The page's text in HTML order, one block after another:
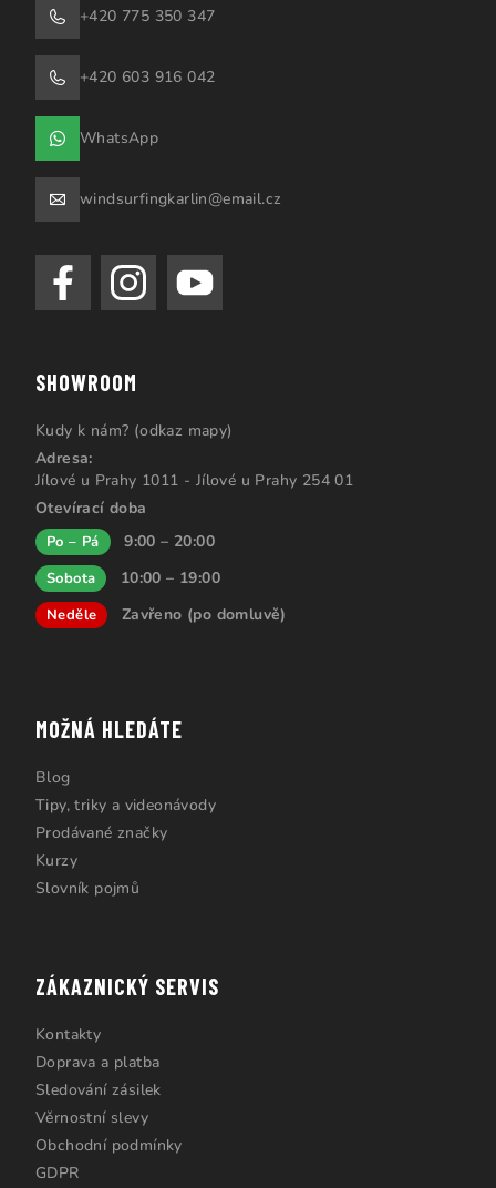
+420 775 350 347
+420 603 916 042
WhatsApp
windsurfingkarlin@email.cz
SHOWROOM
Kudy k nám? (odkaz mapy)
Adresa:
Jílové u Prahy 1011 - Jílové u Prahy 254 01
Otevírací doba
Po – Pá 9:00 – 20:00
Sobota 10:00 – 19:00
Neděle Zavřeno (po domluvě)
MOŽNÁ HLEDÁTE
Blog
Tipy, triky a videonávody
Prodávané značky
Kurzy
Slovník pojmů
ZÁKAZNICKÝ SERVIS
Kontakty
Doprava a platba
Sledování zásilek
Věrnostní slevy
Obchodní podmínky
GDPR